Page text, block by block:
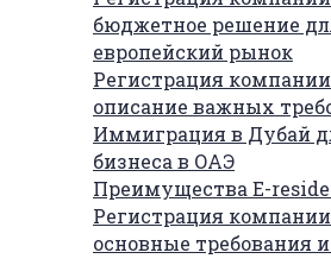
бюджетное решение
европейский рынок
Регистрация
описание важных
Иммиграция в Дубай
бизнеса в ОАЭ
Преимущества E-
Регистрация
основные требования